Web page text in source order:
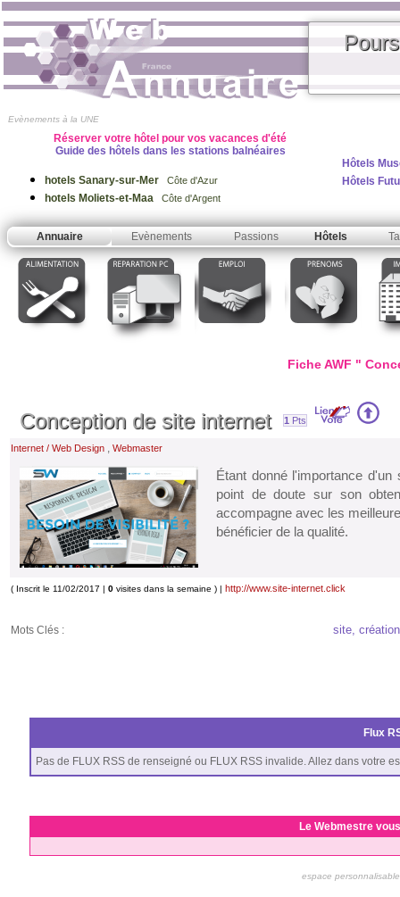
Evènements à la UNE
Réserver votre hôtel pour vos vacances d'été
Guide des hôtels dans les stations balnéaires
hotels Sanary-sur-Mer Côte d'Azur
hotels Moliets-et-Maa Côte d'Argent
Hôtels
Hôtels
Annuaire Evènements Passions Hôtels
Fiche AWF "
Conception de site internet 1 Pts
Internet / Web Design , Webmaster
Étant donné l'importance
point de doute sur son
accompagne avec les
bénéficier de la qualité.
( Inscrit le 11/02/2017 | 0 visites dans la semaine ) | http://www.site-internet.click
Mots Clés : site,
Flux
Pas de FLUX RSS de renseigné ou FLUX RSS invalide. Allez dans votre
Le Webmestre
espace